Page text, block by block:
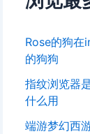
Rose的狗在
的狗狗
指纹浏览器
什么用
端游梦幻西